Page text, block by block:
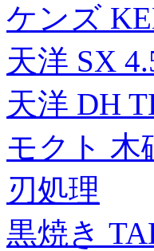
ケンズ
天洋 SX
天洋 DH
モクト 木
刃処理
黒焼き